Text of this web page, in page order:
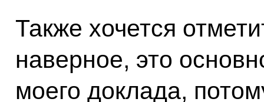
Также хочется
наверное, это
моего доклада,